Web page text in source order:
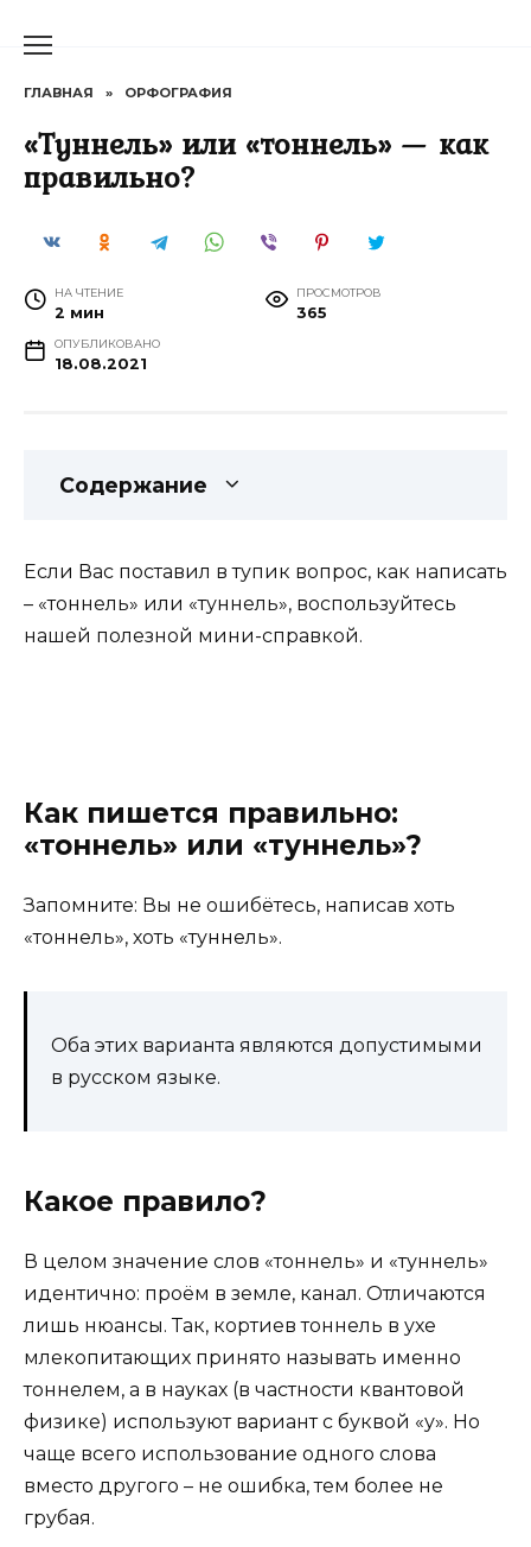
ГЛАВНАЯ » ОРФОГРАФИЯ
«Туннель» или «тоннель» — как
правильно?
НА ЧТЕНИЕ
2 мин
ПРОСМОТРОВ
365
ОПУБЛИКОВАНО
18.08.2021
Содержание
Если Вас поставил в тупик вопрос, как написать
– «тоннель» или «туннель», воспользуйтесь
нашей полезной мини-справкой.
Как пишется правильно:
«тоннель» или «туннель»?
Запомните: Вы не ошибётесь, написав хоть
«тоннель», хоть «туннель».
Оба этих варианта являются допустимыми
в русском языке.
Какое правило?
В целом значение слов «тоннель» и «туннель»
идентично: проём в земле, канал. Отличаются
лишь нюансы. Так, кортиев тоннель в ухе
млекопитающих принято называть именно
тоннелем, а в науках (в частности квантовой
физике) используют вариант с буквой «у». Но
чаще всего использование одного слова
вместо другого – не ошибка, тем более не
грубая.